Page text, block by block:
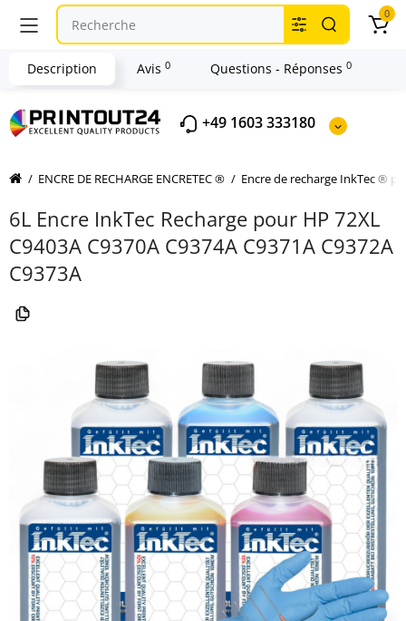
+49 1603 333180
0
ENCRE DE RECHARGE ENCRETEC ® Encre de recharge InkTec ®
6L Encre InkTec Recharge pour HP 72XL
C9403A C9370A C9374A C9371A C9372A
C9373A
Description Avis 0 Questions - Réponses 0